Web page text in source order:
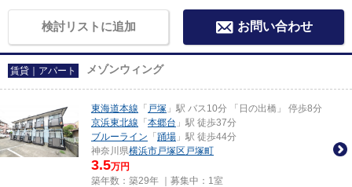
検討リストに追加 お問い合わせ
賃貸｜アパート メゾンウィング
東海道本線 「 戸塚 」駅 バス10分 「日の出橋」 停歩8分
京浜東北線 「 本郷台 」駅 徒歩37分
ブルーライン 「 踊場 」駅 徒歩44分
神奈川県横浜市戸塚区 戸塚町
3.5万円
築年数：築29年 ｜募集中： 1室